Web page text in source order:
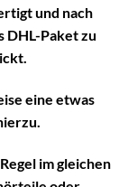
und nach
DHL-Paket zu
eine etwas
im gleichen